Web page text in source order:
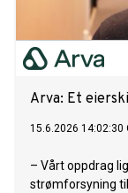
Arva: Et
15.6.2026 14:02:30
– Vårt oppdrag
strømforsyning